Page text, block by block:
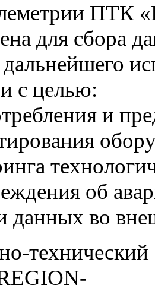
ПТК
для сбора
с целью:
и
об
данных во